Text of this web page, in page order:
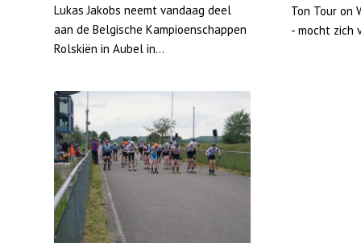
Lukas Jakobs neemt vandaag deel
aan de Belgische Kampioenschappen
Rolskiën in Aubel in…
Ton Tour on
- mocht zich